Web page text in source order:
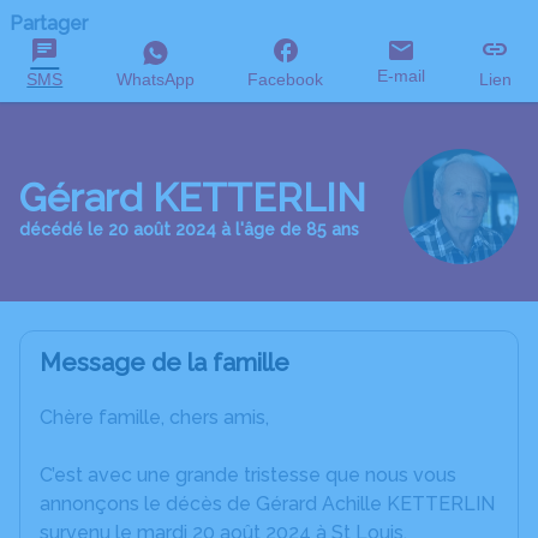
Partager
SMS WhatsApp Facebook E-mail Lien
Gérard KETTERLIN
décédé le 20 août 2024 à l'âge de 85 ans
Message de la famille
Chère famille, chers amis,
C’est avec une grande tristesse que nous vous
annonçons le décès de Gérard Achille KETTERLIN
survenu le mardi 20 août 2024 à St Louis.